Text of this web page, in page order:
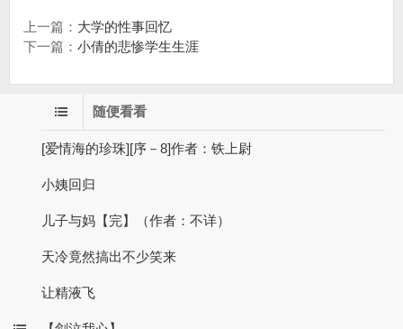
上一篇： 大学的性事回忆
下一篇： 小倩的悲惨学生生涯
随便看看
[爱情海的珍珠][序－8]作者：铁上尉
小姨回归
儿子与妈【完】（作者：不详）
天冷竟然搞出不少笑来
让精液飞